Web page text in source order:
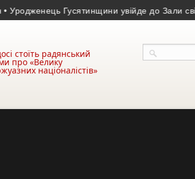
Гусятинщини увійде до Зали світової
стоїть радянський
про «Велику
націоналістів»